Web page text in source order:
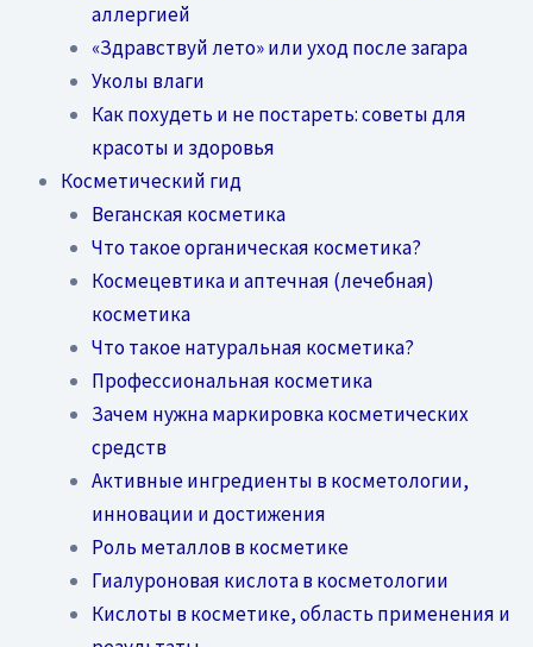
аллергией
«Здравствуй лето» или уход после загара
Уколы влаги
Как похудеть и не постареть: советы для
красоты и здоровья
Косметический гид
Веганская косметика
Что такое органическая косметика?
Космецевтика и аптечная (лечебная)
косметика
Что такое натуральная косметика?
Профессиональная косметика
Зачем нужна маркировка косметических
средств
Активные ингредиенты в косметологии,
инновации и достижения
Роль металлов в косметике
Гиалуроновая кислота в косметологии
Кислоты в косметике, область применения и